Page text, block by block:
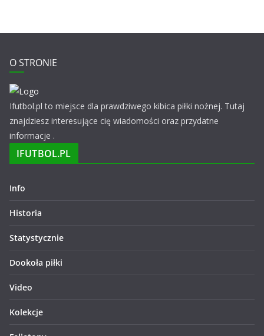
O STRONIE
Ifutbol.pl to miejsce dla prawdziwego kibica piłki nożnej. Tutaj
znajdziesz interesujące cię wiadomości oraz przydatne
informacje .
IFUTBOL.PL
Info
Historia
Statystycznie
Dookoła piłki
Video
Kolekcje